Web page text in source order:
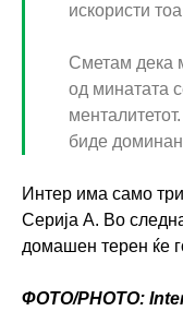
искористи
Сметам дека
од минатата
биде
Интер има само
Серија А. Во
домашен терен ќе
ФОТО/PHOTO: